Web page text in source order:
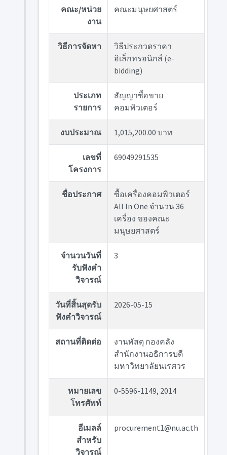
คณะ/หน่วย
งาน
คณะมนุษยศาสตร์
วิธีการจัดหา
วิธีประกวดราคา
อิเล็กทรอนิกส์ (e-
bidding)
ประเภท
รายการ
สัญญาซื้อขาย
คอมพิวเตอร์
งบประมาณ 1,015,200.00 บาท
เลขที่
โครงการ
69049291535
ชื่อประกาศ
ซื้อเครื่องคอมพิวเตอร์
All In One จำนวน 36
เครื่อง ของคณะ
มนุษยศาสตร์
จำนวนวันที่
รับฟังคำ
วิจารณ์
3
วันที่สิ้นสุดรับ
ฟังคำวิจารณ์
2026-05-15
สถานที่ติดต่อ
งานพัสดุ กองคลัง
สำนักงานอธิการบดี
มหาวิทยาลัยนเรศวร
หมายเลข
โทรศัพท์
0-5596-1149, 2014
อีเมลล์
สำหรับ
วิจารณ์
procurement1@nu.ac.th